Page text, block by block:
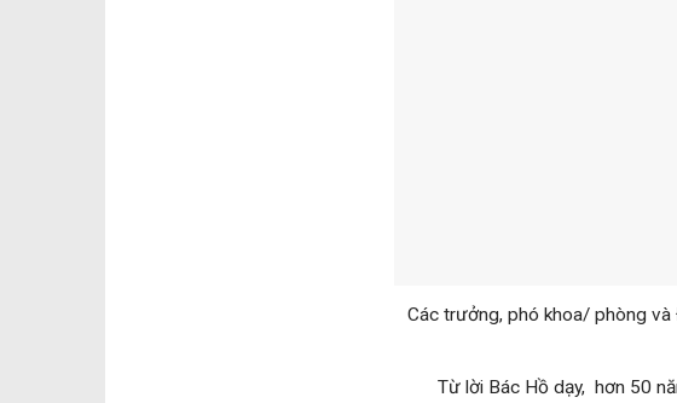
Các trưởng, phó khoa/ phòng
Từ lời Bác Hồ dạy, hơn 50